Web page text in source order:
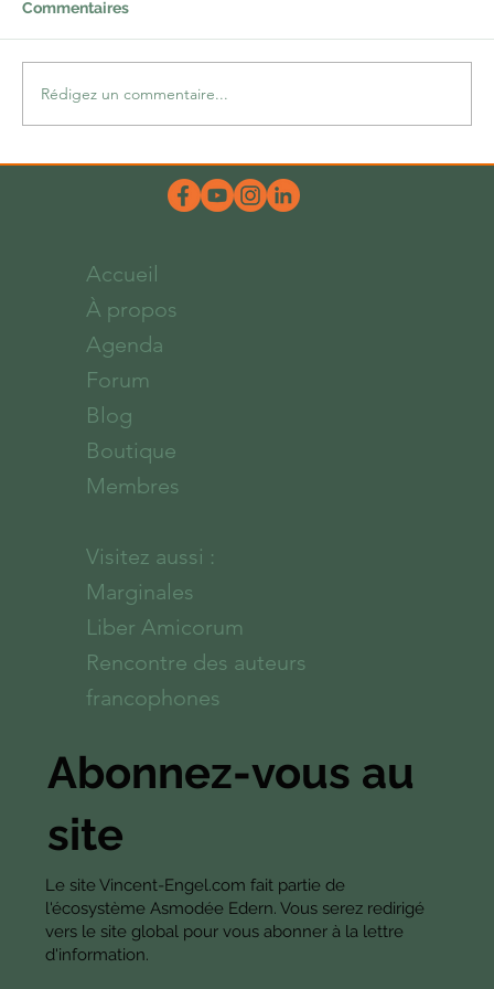
Une belle dose d’hum-ours
Commentaires
Rédigez un commentaire...
Abonnez-vous au
site
Le site Vincent-Engel.com fait partie de
l'écosystème Asmodée Edern. Vous serez redirigé
vers le site global pour vous abonner à la lettre
d'information.
Accueil
À propos
Agenda
Forum
Blog
Boutique
Membres
Visitez aussi :
Marginales
Liber Amicorum
Rencontre des auteurs
francophones